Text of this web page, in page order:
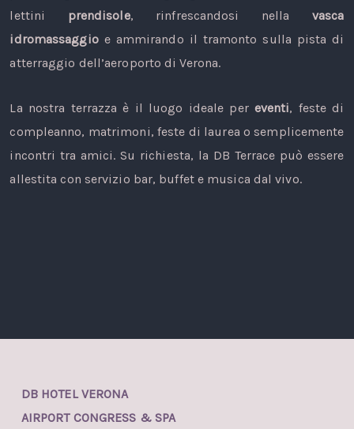
lettini prendisole, rinfrescandosi nellavasca
idromassaggioe ammirando il tramonto sulla pista di
atterraggio dell’aeroporto di Verona.
La nostra terrazza è il luogo ideale per eventi, feste di
compleanno, matrimoni, feste di laurea o semplicemente
incontri tra amici. Su richiesta, la DB Terrace può essere
allestita con servizio bar, buffet e musica dal vivo.
DB HOTEL VERONA
AIRPORT CONGRESS & SPA